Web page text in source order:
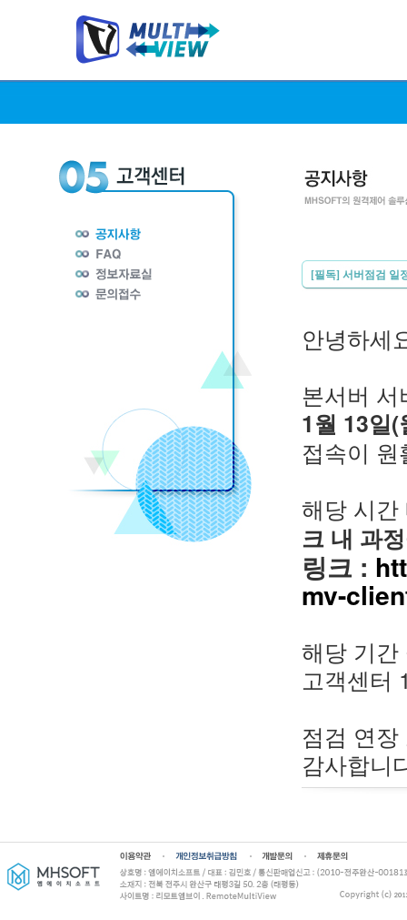
[필독] 서버점검 일
안녕하세
본서버
1월 13일
접속이
해당 시
크 내 과
링크 :
mv-
해당 기간
고객센터
점검 연
감사합니